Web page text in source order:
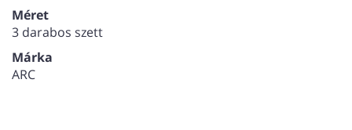
Méret
3 darabos szett
Márka
ARC